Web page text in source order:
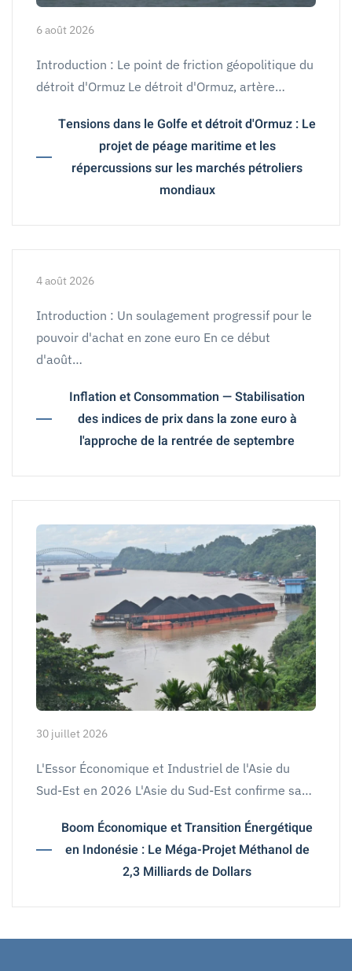
6 août 2026
Introduction : Le point de friction géopolitique du
détroit d'Ormuz Le détroit d'Ormuz, artère…
Tensions dans le Golfe et détroit d'Ormuz : Le
projet de péage maritime et les
répercussions sur les marchés pétroliers
mondiaux
4 août 2026
Introduction : Un soulagement progressif pour le
pouvoir d'achat en zone euro En ce début
d'août…
Inflation et Consommation — Stabilisation
des indices de prix dans la zone euro à
l'approche de la rentrée de septembre
30 juillet 2026
L'Essor Économique et Industriel de l'Asie du
Sud-Est en 2026 L'Asie du Sud-Est confirme sa…
Boom Économique et Transition Énergétique
en Indonésie : Le Méga-Projet Méthanol de
2,3 Milliards de Dollars